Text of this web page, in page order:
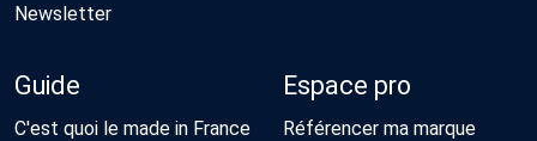
Newsletter
Guide
C'est quoi le made in France
Espace pro
Référencer ma marque